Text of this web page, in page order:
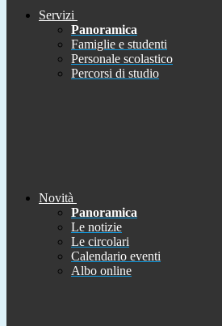
Servizi
Panoramica
Famiglie e studenti
Personale scolastico
Percorsi di studio
Novità
Panoramica
Le notizie
Le circolari
Calendario eventi
Albo online